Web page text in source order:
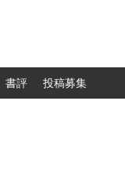
書評 投稿募集